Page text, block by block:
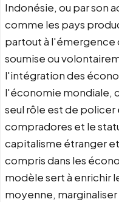
Indonésie, ou par son
comme les pays
partout à l'émergence
soumise ou
l'intégration des
l'économie mondiale,
seul rôle est de
compradores et le
capitalisme étranger
compris dans les
modèle sert à enrichir
moyenne,